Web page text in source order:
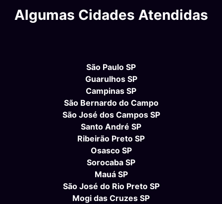
Algumas Cidades Atendidas
São Paulo SP
Guarulhos SP
Campinas SP
São Bernardo do Campo
São José dos Campos SP
Santo André SP
Ribeirão Preto SP
Osasco SP
Sorocaba SP
Mauá SP
São José do Rio Preto SP
Mogi das Cruzes SP